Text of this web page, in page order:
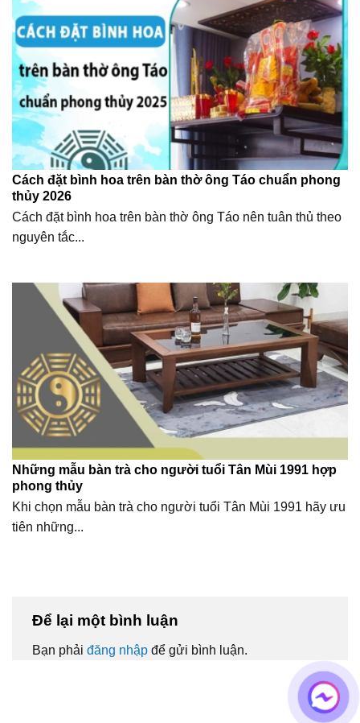
Cách đặt bình hoa trên bàn thờ ông Táo chuẩn phong
thủy 2026
Cách đặt bình hoa trên bàn thờ ông Táo nên tuân thủ theo
nguyên tắc...
Những mẫu bàn trà cho người tuổi Tân Mùi 1991 hợp
phong thủy
Khi chọn mẫu bàn trà cho người tuổi Tân Mùi 1991 hãy ưu
tiên những...
Để lại một bình luận
Bạn phải đăng nhập để gửi bình luận.